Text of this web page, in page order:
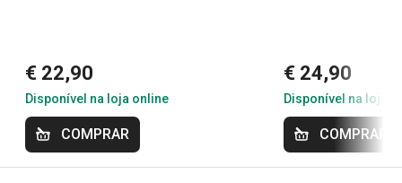
€ 22,90
Disponível na loja online
COMPRAR
€ 24,90
Disponível na loja
COMPRAR